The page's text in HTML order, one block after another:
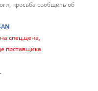
просьба сообщить об
спец.цена,
поставщика